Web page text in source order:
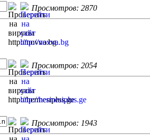
Просмотров: 2870
Просмотров: 2054
Просмотров: 1943